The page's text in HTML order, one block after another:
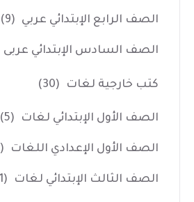
الصف الرابع الإبتدائي عربي (9)
الصف السادس الإبتدائي عربى
كتب خارجية لغات (30)
الصف الأول الإبتدائي لغات (5)
الصف الأول الإعدادي اللغات (2)
الصف الثالث الإبتدائي لغات (1)